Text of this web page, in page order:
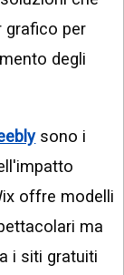
grafico per
degli
sono i
offre modelli
ma
i siti gratuiti